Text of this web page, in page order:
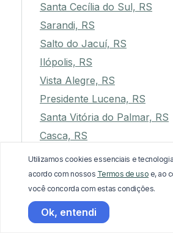
Santa Cecília do Sul, RS
Sarandi, RS
Salto do Jacuí, RS
Ilópolis, RS
Vista Alegre, RS
Presidente Lucena, RS
Santa Vitória do Palmar, RS
Casca, RS
Braga, RS
Vale Real, RS
Arroio Grande, RS
Marau, RS
Utilizamos cookies essenciais e
acordo com nossos Termos de uso e, ao
você concorda com estas condições.
Ok, entendi